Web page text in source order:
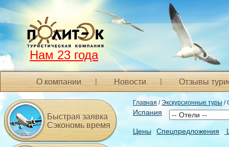
Нам 23 года
О компании Новости Отзывы
Главная /Экскурсионные туры /
Испания
Цены Спецпредложения
Быстрая заявка
Сэкономь время